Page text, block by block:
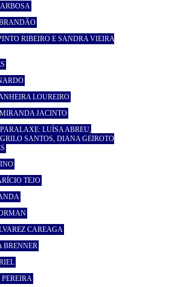
RIBEIRO E SANDRA VIEIRA
LOUREIRO
JACINTO
LUÍSA ABREU,
SANTOS, DIANA GEIROTO
TEJO
CAREAGA
BRENNER